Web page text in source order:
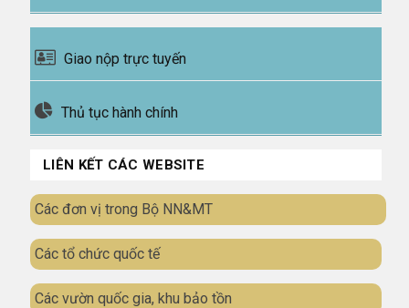
Giao nộp trực tuyến
Thủ tục hành chính
LIÊN KẾT CÁC WEBSITE
Các đơn vị trong Bộ NN&MT
Các tổ chức quốc tế
Các vườn quốc gia, khu bảo tồn